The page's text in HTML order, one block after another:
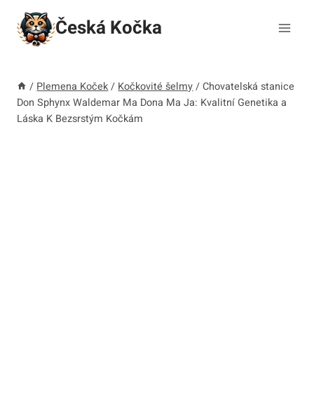
Přeskočit
obsah
Česká Kočka
/ Plemena Koček / Kočkovité šelmy / Chovatelská stanice
Don Sphynx Waldemar Ma Dona Ma Ja: Kvalitní Genetika a
Láska K Bezsrstým Kočkám